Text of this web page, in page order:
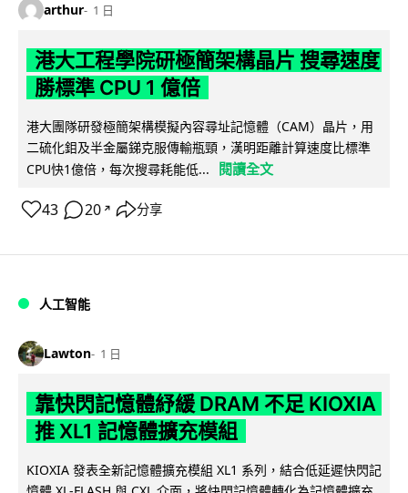
arthur 1 日
港大工程學院研極簡架構晶片 搜尋速度
勝標準 CPU 1 億倍
港大團隊研發極簡架構模擬內容尋址記憶體（CAM）晶片，用
二硫化鉬及半金屬銻克服傳輸瓶頸，漢明距離計算速度比標準
CPU快1億倍，每次搜尋耗能低...
閱讀全文
43 20 ↗ 分享
人工智能
Lawton 1 日
靠快閃記憶體紓緩 DRAM 不足 KIOXIA
推 XL1 記憶體擴充模組
KIOXIA 發表全新記憶體擴充模組 XL1 系列，結合低延遲快閃記